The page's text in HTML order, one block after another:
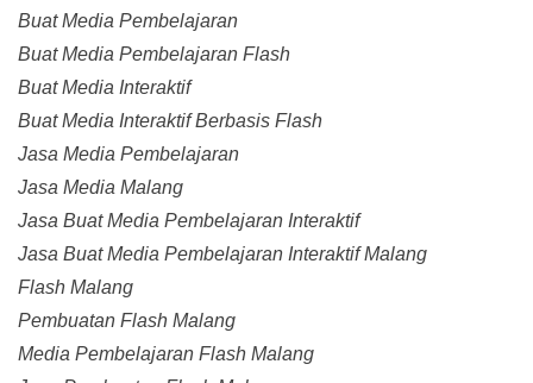
Buat Media Pembelajaran
Buat Media Pembelajaran Flash
Buat Media Interaktif
Buat Media Interaktif Berbasis Flash
Jasa Media Pembelajaran
Jasa Media Malang
Jasa Buat Media Pembelajaran Interaktif
Jasa Buat Media Pembelajaran Interaktif Malang
Flash Malang
Pembuatan Flash Malang
Media Pembelajaran Flash Malang